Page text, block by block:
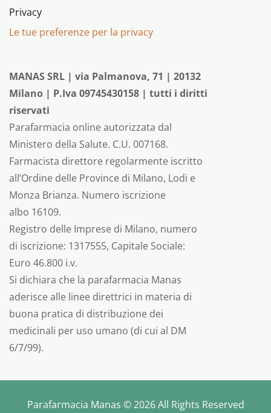
Privacy
Le tue preferenze per la privacy
MANAS SRL | via Palmanova, 71 | 20132
Milano | P.Iva 09745430158 | tutti i diritti
riservati
Parafarmacia online autorizzata dal
Ministero della Salute. C.U. 007168.
Farmacista direttore regolarmente iscritto
all’Ordine delle Province di Milano, Lodi e
Monza Brianza. Numero iscrizione
albo 16109.
Registro delle Imprese di Milano, numero
di iscrizione: 1317555, Capitale Sociale:
Euro 46.800 i.v.
Si dichiara che la parafarmacia Manas
aderisce alle linee direttrici in materia di
buona pratica di distribuzione dei
medicinali per uso umano (di cui al DM
6/7/99).
Parafarmacia Manas © 2026 All Rights Reserved